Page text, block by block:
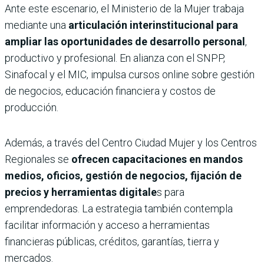
Ante este escenario, el Ministerio de la Mujer trabaja
mediante una articulación interinstitucional para
ampliar las oportunidades de desarrollo personal,
productivo y profesional. En alianza con el SNPP,
Sinafocal y el MIC, impulsa cursos online sobre gestión
de negocios, educación financiera y costos de
producción.
Además, a través del Centro Ciudad Mujer y los Centros
Regionales se ofrecen capacitaciones en mandos
medios, oficios, gestión de negocios, fijación de
precios y herramientas digitales para
emprendedoras. La estrategia también contempla
facilitar información y acceso a herramientas
financieras públicas, créditos, garantías, tierra y
mercados.